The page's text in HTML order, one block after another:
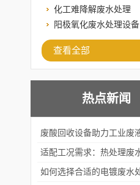
化工难降解废水处理
阳极氧化废水处理设备
查看全部
热点新闻